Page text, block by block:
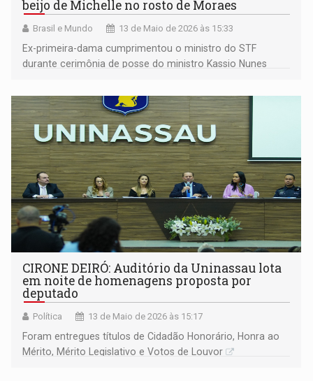
beijo de Michelle no rosto de Moraes
Brasil e Mundo 13 de Maio de 2026 às 15:33
Ex-primeira-dama cumprimentou o ministro do STF
durante cerimônia de posse do ministro Kassio Nunes
CIRONE DEIRÓ: Auditório da Uninassau lota
em noite de homenagens proposta por
deputado
Política 13 de Maio de 2026 às 15:17
Foram entregues títulos de Cidadão Honorário, Honra ao
Mérito, Mérito Legislativo e Votos de Louvor